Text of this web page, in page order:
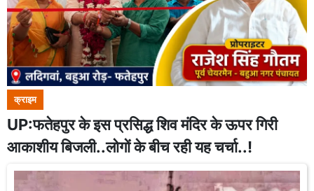
क्राइम
UP:फतेहपुर के इस प्रसिद्ध शिव मंदिर के ऊपर गिरी
आकाशीय बिजली..लोगों के बीच रही यह चर्चा..!